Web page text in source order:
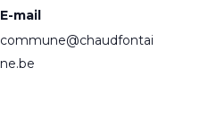
E-mail
commune@chaudfontai
ne.be